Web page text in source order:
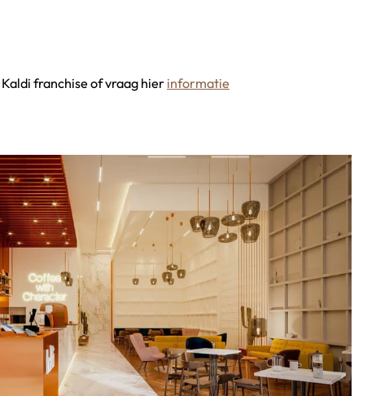
franchise of vraag hierinformatie